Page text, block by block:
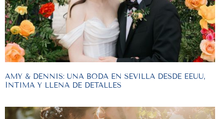
AMY & DENNIS: UNA BODA EN SEVILLA DESDE EEUU,
ÍNTIMA Y LLENA DE DETALLES